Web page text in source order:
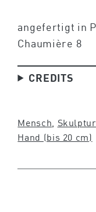
angefertigt in
Chaumière 8
CREDITS
Mensch Skulptur
Hand (bis 20 cm)